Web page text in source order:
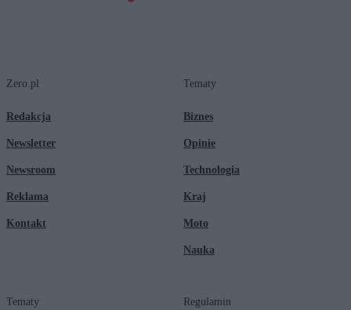
Zero.pl
Redakcja
Newsletter
Newsroom
Reklama
Kontakt
Tematy
Biznes
Opinie
Technologia
Kraj
Moto
Nauka
Tematy Regulamin